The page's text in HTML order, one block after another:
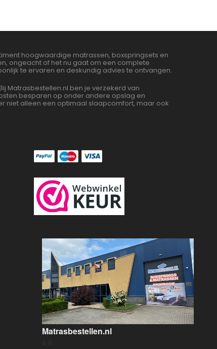
hoogwaardige matrassen, boxspringsets en
ongeacht of het nu gaat om een complete
te ervaren en deskundig advies te ontvangen.
Matrasbestellen.nl ben je verzekerd van
besparen op onder andere opslag en
niet alleen een optimaal slaapcomfort, maar ook
Matrasbestellen.nl